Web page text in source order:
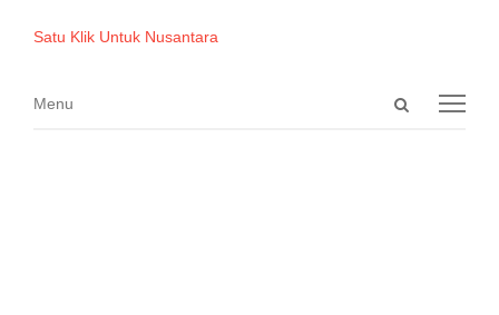
Satu Klik Untuk Nusantara
Open
Menu
Menu